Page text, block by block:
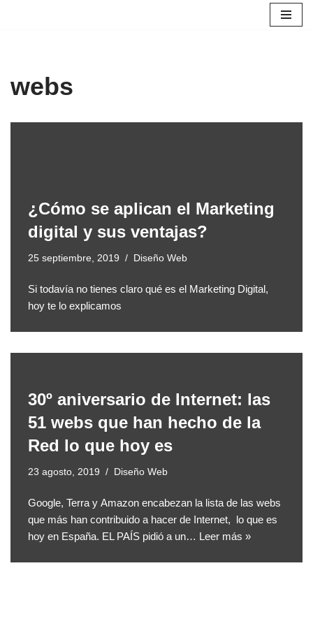
webs
¿Cómo se aplican el Marketing
digital y sus ventajas?
25 septiembre, 2019 Diseño Web
Si todavía no tienes claro qué es el Marketing Digital,
hoy te lo explicamos
30º aniversario de Internet: las
51 webs que han hecho de la
Red lo que hoy es
23 agosto, 2019 Diseño Web
Google, Terra y Amazon encabezan la lista de las webs
que más han contribuido a hacer de Internet, lo que es
hoy en España. EL PAÍS pidió a un… Leer más »